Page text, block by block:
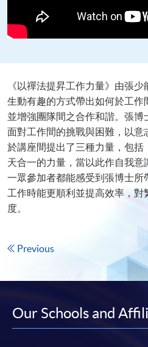
《以禪法提昇工作力量》由張
生動有趣的方式帶出如何於工
並增強團隊間之合作和諧。張博
面對工作間的挑戰與困難，以
於講座間提出了三種力量，包括
天合一的力量，當以此作自我
一眾參加者都能感受到張博士
工作時能更順利並提高效率，
度。
Previous
Our Schools and